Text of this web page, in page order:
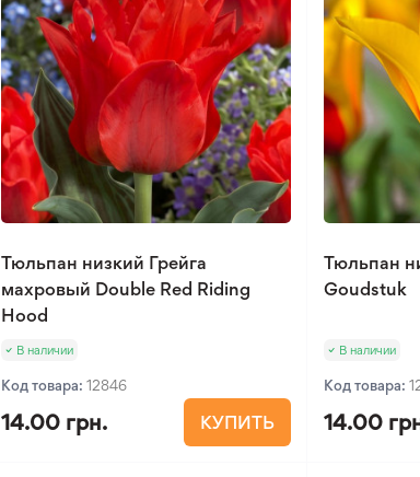
Тюльпан низкий Грейга
махровый Double Red Riding
Hood
В наличии
Код товара:12846
14.00 грн. КУПИТЬ
Тюльпан
Goudstuk
В наличии
Код товара:
14.00